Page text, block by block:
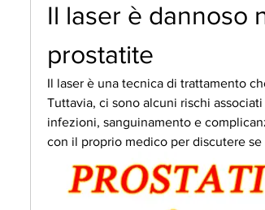
Il laser è dannoso
prostatite
Il laser è una tecnica di trattamento
Tuttavia, ci sono alcuni rischi
infezioni, sanguinamento e
con il proprio medico per discutere